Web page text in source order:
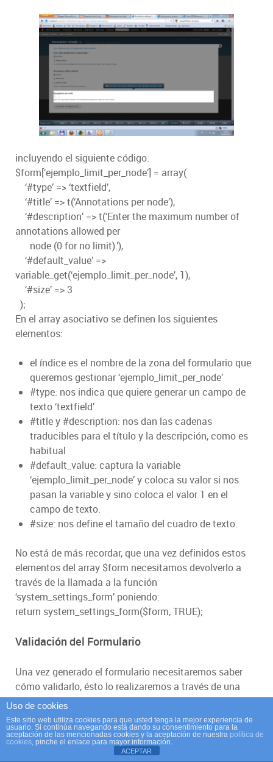
incluyendo el siguiente código:
$form[‘ejemplo_limit_per_node’] = array(
‘#type’ => ‘textfield’,
‘#title’ => t(‘Annotations per node’),
‘#description’ => t(‘Enter the maximum number of
annotations allowed per
node (0 for no limit).’),
‘#default_value’ =>
variable_get(‘ejemplo_limit_per_node’, 1),
‘#size’ => 3
);
En el array asociativo se definen los siguientes
elementos:
el índice es el nombre de la zona del formulario que
queremos gestionar ‘ejemplo_limit_per_node’
#type: nos indica que quiere generar un campo de
texto ‘textfield’
#title y #description: nos dan las cadenas
traducibles para el título y la descripción, como es
habitual
#default_value: captura la variable
‘ejemplo_limit_per_node’ y coloca su valor si nos
pasan la variable y sino coloca el valor 1 en el
campo de texto.
#size: nos define el tamaño del cuadro de texto.
No está de más recordar, que una vez definidos estos
elementos del array $form necesitamos devolverlo a
través de la llamada a la función
‘system_settings_form’ poniendo:
return system_settings_form($form, TRUE);
Validación del Formulario
Una vez generado el formulario necesitaremos saber
cómo validarlo, ésto lo realizaremos a través de una
nueva función con un nombre similar a la anterior, en
este caso ‘ejemplo_admin_settings_validate’, el nombre
dela función depende del nombre que le hayamos dado
a la función de callback de generación del formulario,
Uso de cookies
Este sitio web utiliza cookies para que usted tenga la mejor experiencia de
usuario. Si continúa navegando está dando su consentimiento para la
aceptación de las mencionadas cookies y la aceptación de nuestra política de
cookies, pinche el enlace para mayor información.
ACEPTAR